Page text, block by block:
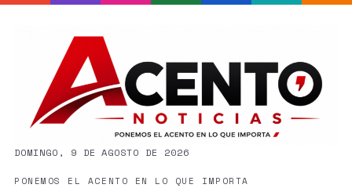
DOMINGO, 9 DE AGOSTO DE 2026
PONEMOS EL ACENTO EN LO QUE IMPORTA